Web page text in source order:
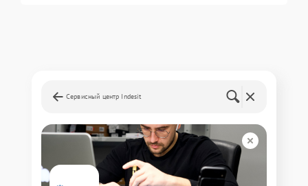
Сервисный центр Indesit